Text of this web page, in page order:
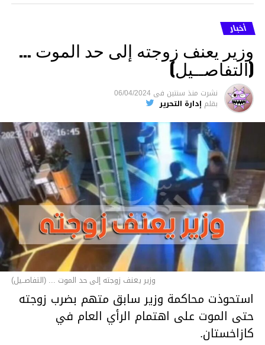
أخبار
وزير يعنف زوجته إلى حد الموت …
(التفاصــيل)
نشرت منذ سنتين فى 06/04/2024
بقلم إدارة التحرير
وزير يعنف زوجته إلى حد الموت ... (التفاصــيل)
استحوذت محاكمة وزير سابق متهم بضرب زوجته
حتى الموت على اهتمام الرأي العام في
كازاخستان.